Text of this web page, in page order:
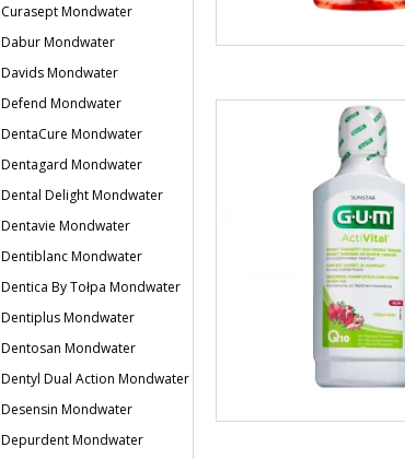
Curasept Mondwater
Dabur Mondwater
Davids Mondwater
Defend Mondwater
DentaCure Mondwater
Dentagard Mondwater
Dental Delight Mondwater
Dentavie Mondwater
Dentiblanc Mondwater
Dentica By Tołpa Mondwater
Dentiplus Mondwater
Dentosan Mondwater
Dentyl Dual Action Mondwater
Desensin Mondwater
Depurdent Mondwater